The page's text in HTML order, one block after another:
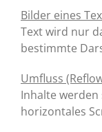
Bilder eines
Text wird nur
bestimmte
Umfluss
Inhalte werden
horizontales